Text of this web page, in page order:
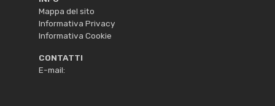
Mappa del sito
Informativa Privacy
Informativa Cookie
CONTATTI
E-mail: